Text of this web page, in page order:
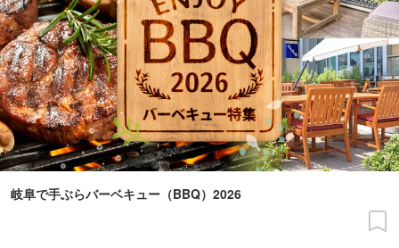
岐阜で手ぶらバーベキュー（BBQ）2026